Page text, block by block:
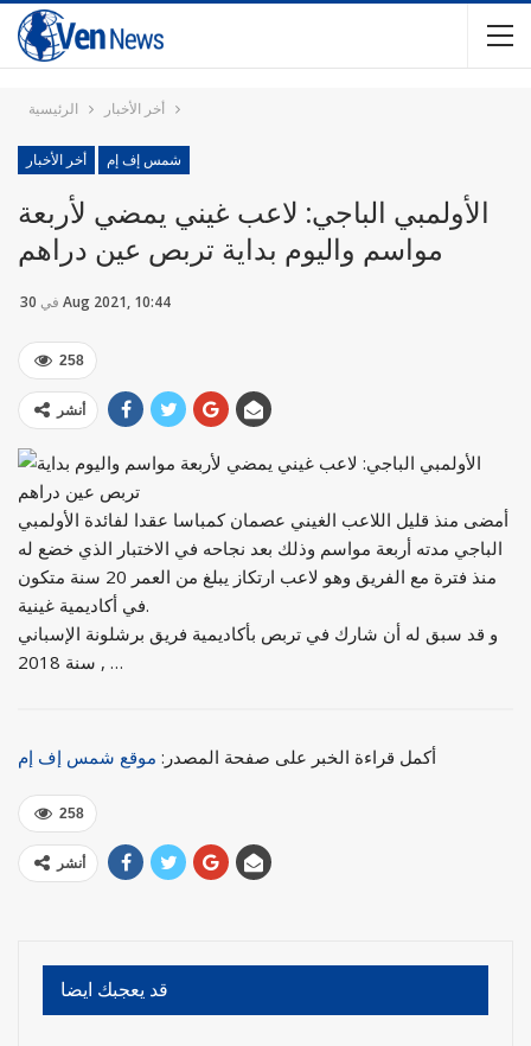
الرئيسية أخر الأخبار
أخر الأخبار شمس إف إم
الأولمبي الباجي: لاعب غيني يمضي لأربعة
مواسم واليوم بداية تربص عين دراهم
في 30 Aug 2021, 10:44
258
أنشر
أمضى منذ قليل اللاعب الغيني عصمان كمباسا عقدا لفائدة الأولمبي
الباجي مدته أربعة مواسم وذلك بعد نجاحه في الاختبار الذي خضع له
منذ فترة مع الفريق وهو لاعب ارتكاز يبلغ من العمر 20 سنة متكون
في أكاديمية غينية.
و قد سبق له أن شارك في تربص بأكاديمية فريق برشلونة الإسباني
سنة 2018 , …
أكمل قراءة الخبر على صفحة المصدر: موقع شمس إف إم
258
أنشر
قد يعجبك ايضا